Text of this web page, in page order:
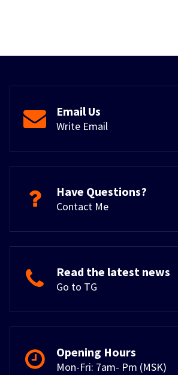
Email Us
Write Email
Have Questions?
Contact Me
Read the latest news
Go to TG
Opening Hours
Mon-Fri: 7am- Pm (MSK)